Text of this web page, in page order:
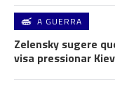
A GUERRA
Zelensky sugere
visa pressionar Kiev